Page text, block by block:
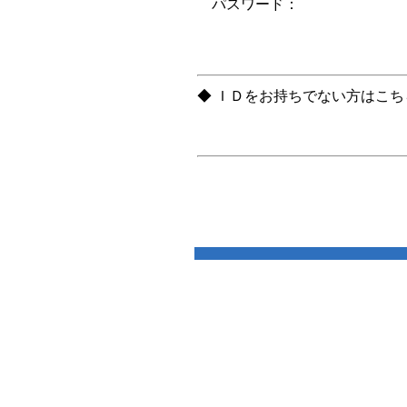
パスワード：
◆ ＩＤをお持ちでない方はこ